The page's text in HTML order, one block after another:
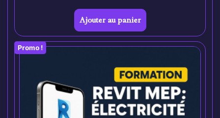
Ajouter au panier
Promo !